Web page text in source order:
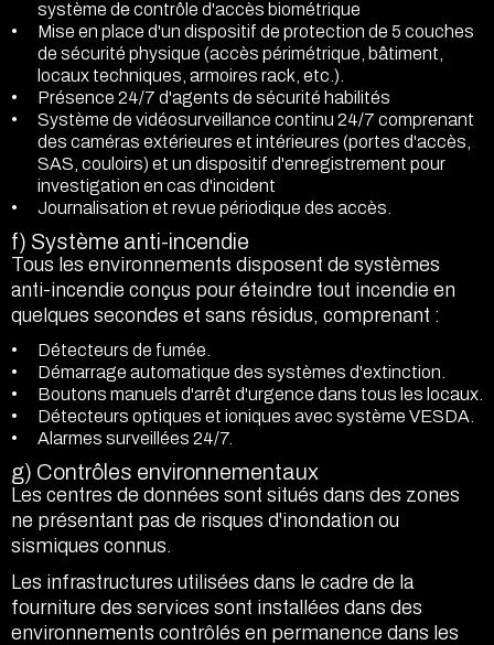
système de contrôle d'accès biométrique
Mise en place d'un dispositif de protection de 5 couches
de sécurité physique (accès périmétrique, bâtiment,
locaux techniques, armoires rack, etc.).
Présence 24/7 d'agents de sécurité habilités
Système de vidéosurveillance continu 24/7 comprenant
des caméras extérieures et intérieures (portes d'accès,
SAS, couloirs) et un dispositif d'enregistrement pour
investigation en cas d'incident
Journalisation et revue périodique des accès.
f) Système anti-incendie
Tous les environnements disposent de systèmes
anti-incendie conçus pour éteindre tout incendie en
quelques secondes et sans résidus, comprenant :
Détecteurs de fumée.
Démarrage automatique des systèmes d'extinction.
Boutons manuels d'arrêt d'urgence dans tous les locaux.
Détecteurs optiques et ioniques avec système VESDA.
Alarmes surveillées 24/7.
g) Contrôles environnementaux
Les centres de données sont situés dans des zones
ne présentant pas de risques d'inondation ou
sismiques connus.
Les infrastructures utilisées dans le cadre de la
fourniture des services sont installées dans des
environnements contrôlés en permanence dans les